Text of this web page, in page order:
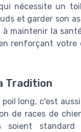
nécessite un
et garder son
maintenir la
renforçant votre
Tradition
long, c'est
de races de
soient standard